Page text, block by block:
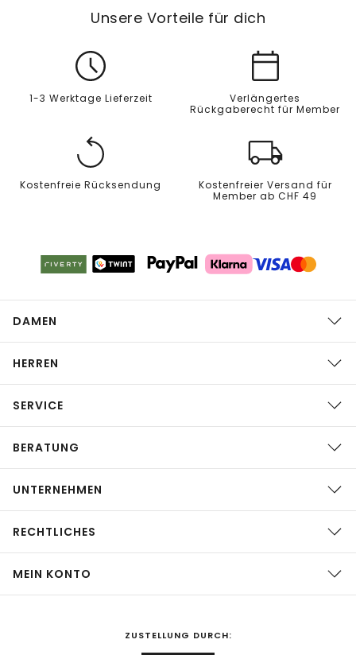
Unsere Vorteile für dich
1-3 Werktage Lieferzeit
Verlängertes
Rückgaberecht für Member
Kostenfreie Rücksendung
Kostenfreier Versand für
Member ab CHF 49
DAMEN
HERREN
SERVICE
BERATUNG
UNTERNEHMEN
RECHTLICHES
MEIN KONTO
ZUSTELLUNG DURCH: